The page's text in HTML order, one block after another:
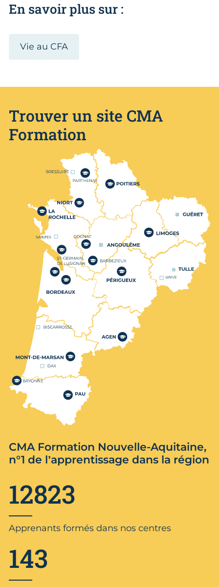
En savoir plus sur :
Vie au CFA
Trouver un site CMA
Formation
Nos centres de formation
CMA Formation Nouvelle-Aquitaine,
n°1 de l’apprentissage dans la région
12823
Apprenants formés dans nos centres
143